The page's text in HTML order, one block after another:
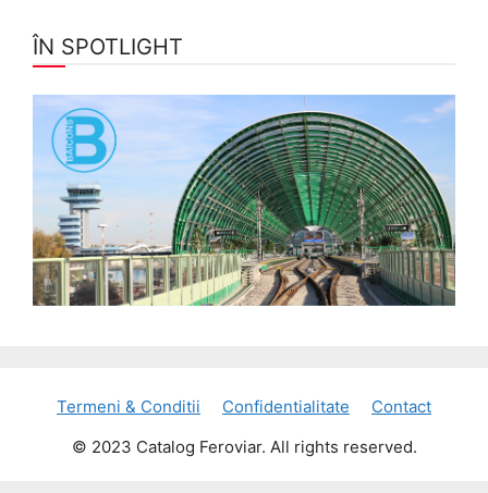
ÎN SPOTLIGHT
Termeni & Conditii Confidentialitate
Contact
© 2023 Catalog Feroviar. All rights reserved.